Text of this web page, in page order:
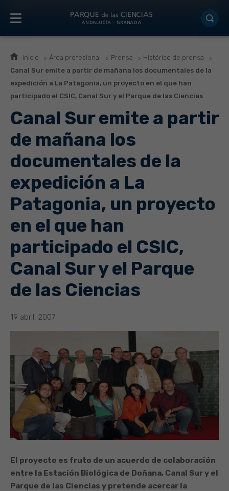
Inicio Área profesional Prensa
Histórico de prensa
Canal Sur emite a partir de mañana los documentales de la
expedición a La Patagonia, un proyecto en el que han
participado el CSIC, Canal Sur y el Parque de las Ciencias
Canal Sur emite a partir
de mañana los
documentales de la
expedición a La
Patagonia, un proyecto
en el que han
participado el CSIC,
Canal Sur y el Parque
de las Ciencias
19 abril, 2007
El proyecto es fruto de un acuerdo de colaboración
entre la Estación Biológica de Doñana, Canal Sur y el
Parque de las Ciencias y pretende acercar la